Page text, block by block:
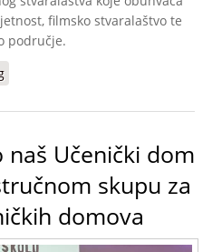
filmsko stvaralaštvo te
područje.
NA 48. REGIONALNOJ
naš Učenički dom
skupu za
domova